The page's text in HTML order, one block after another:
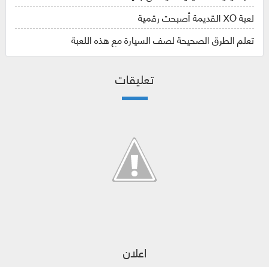
لعبة XO القديمة أصبحت رقمية
تعلم الطرق الصحيحة لصف السيارة مع هذه اللعبة
تعليقات
اعلان